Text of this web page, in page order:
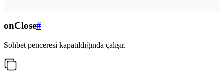
onClose#
Sohbet penceresi kapatıldığında çalışır.